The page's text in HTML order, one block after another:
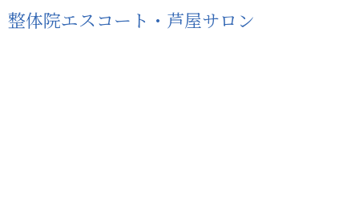
整体院エスコート・芦屋サロン